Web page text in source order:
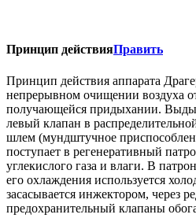
Принцип действияПравить
Принцип действия аппарата
непрерывном очищении воздуха
получающейся придыхании.
левый клапан в
шлем (мундштучное
поступает в регенеративный
углекислого газа и влаги. В
его охлаждения используется
засасывается инжектором, через
предохранительный клапаны